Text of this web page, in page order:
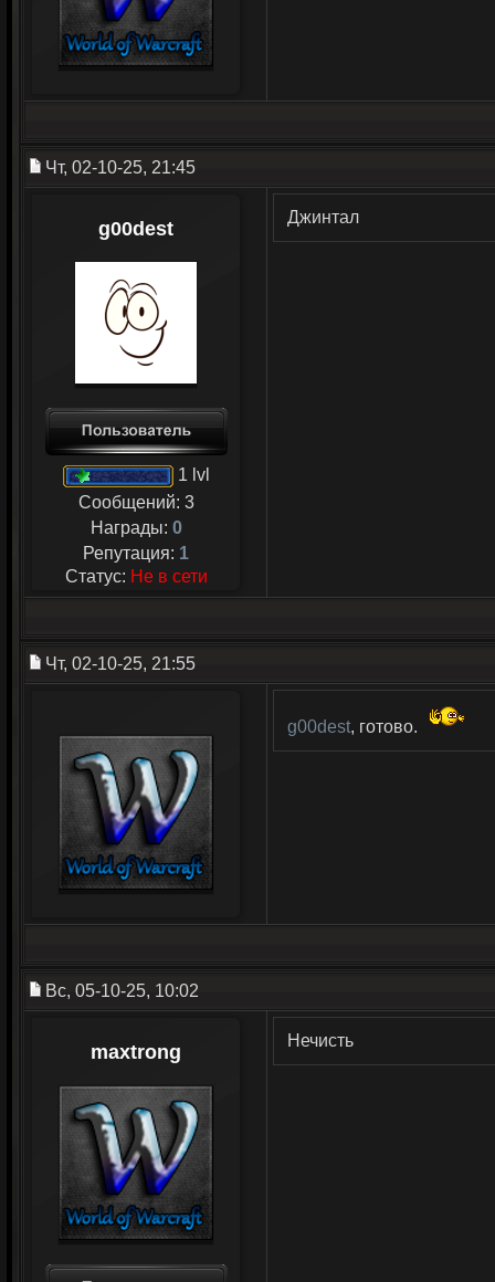
Чт, 02-10-25, 21:45
g00dest
1 lvl
Сообщений: 3
Награды: 0
Репутация: 1
Статус: Не в сети
Джинтал
Чт, 02-10-25, 21:55
g00dest, готово.
Вс, 05-10-25, 10:02
maxtrong
Нечисть